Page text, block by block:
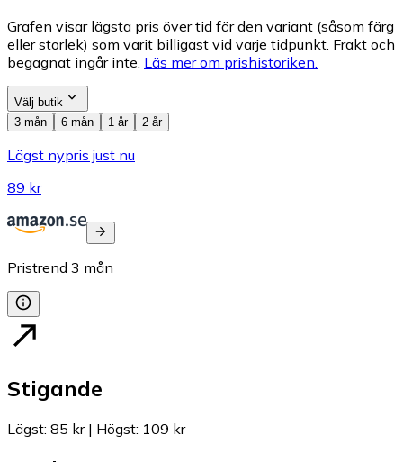
Grafen visar lägsta pris över tid för den variant (såsom färg
eller storlek) som varit billigast vid varje tidpunkt. Frakt och
begagnat ingår inte. Läs mer om prishistoriken.
Välj butik
3 mån
6 mån 1 år 2 år
Lägst nypris just nu
89 kr
Pristrend 3 mån
Stigande
Lägst: 85 kr| Högst: 109 kr